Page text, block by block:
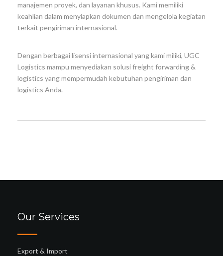
manajemen proyek, dan layanan khusus. Kami memiliki
keahlian dalam menyiapkan dokumen dan mengelola kegiatan
terkait pengiriman internasional.
Dengan berbagai lisensi internasional yang kami miliki, UGC
Logistics mampu menyediakan solusi freight forwarding &
logistics yang mempermudah kebutuhan pengiriman dan
logistics Anda.
Our Services
Export & Import